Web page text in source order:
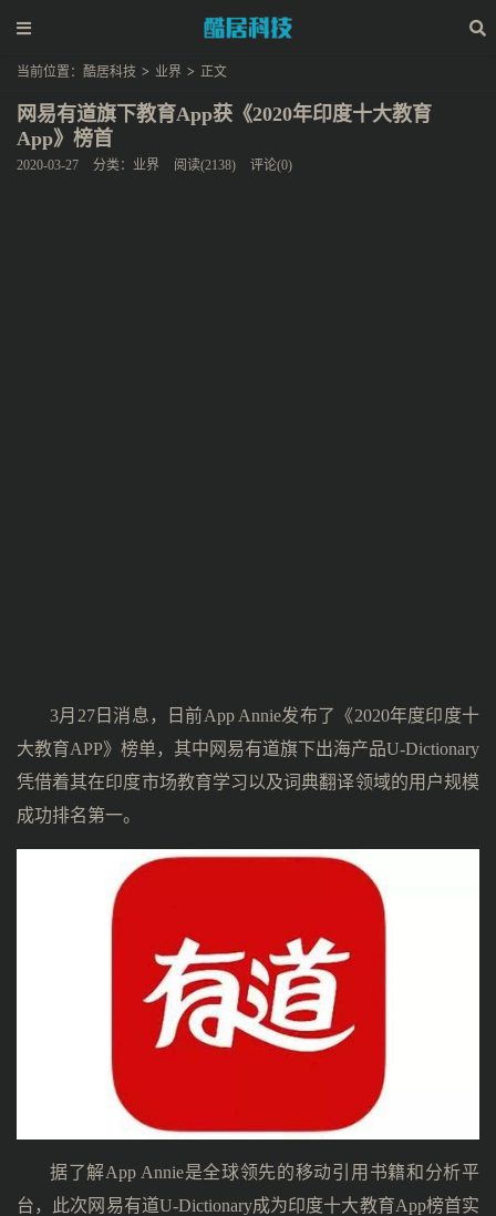
当前位置： 酷居科技 > 业界 > 正文
网易有道旗下教育App获《2020年印度十大教育
App》榜首
2020-03-27 分类： 业界 阅读(2138) 评论(0)
3月27日消息，日前App Annie发布了《2020年度印度十
大教育APP》榜单，其中网易有道旗下出海产品U-Dictionary
凭借着其在印度市场教育学习以及词典翻译领域的用户规模
成功排名第一。
据了解App Annie是全球领先的移动引用书籍和分析平
台，此次网易有道U-Dictionary成为印度十大教育App榜首实